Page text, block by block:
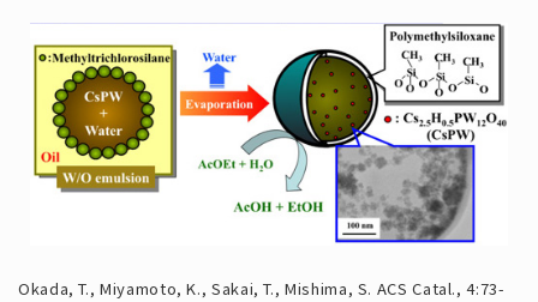
Okada, T., Miyamoto, K., Sakai, T., Mishima, S. ACS Catal., 4:73-